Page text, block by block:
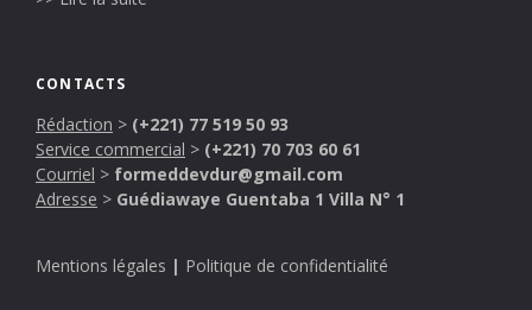
CONTACTS
Rédaction > (+221) 77 519 50 93
Service commercial > (+221) 70 703 60 61
Courriel > formeddevdur@gmail.com
Adresse > Guédiawaye Guentaba 1 Villa N° 1
Mentions légales | Politique de confidentialité